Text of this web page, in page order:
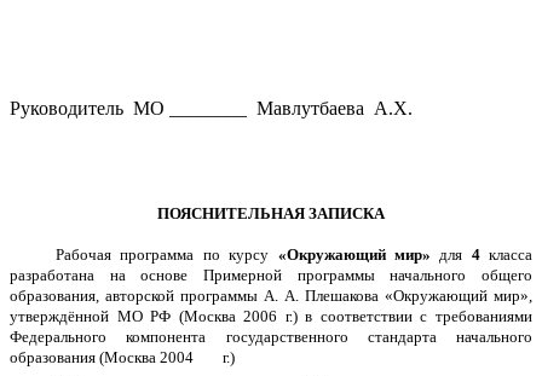
Руководитель МО ________ Мавлутбаева А.Х.
ПОЯСНИТЕЛЬНАЯ ЗАПИСКА
Рабочая программа по курсу «Окружающий мир»для 4класса
разработана на основе Примерной программы начального общего
образования, авторской программы А. А. Плешакова «Окружающий мир»,
утверждённой МО РФ (Москва 2006 г.) в соответствии с требованиями
Федерального компонента государственного стандарта начального
образования (Москва 2004 г.)